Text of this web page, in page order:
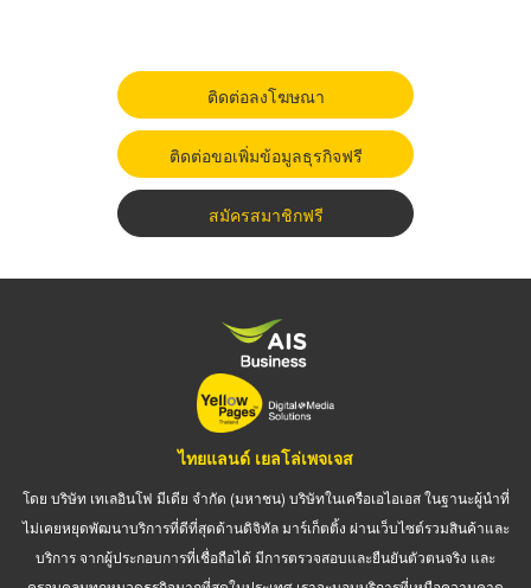
ติดต่อลงโฆษณา
ติดต่อขอเพิ่มข้อมูลธุรกิจฟรี
สมัครสมาชิกฟรี
ไทยแลนด์ เยลโล่เพจเจส
โดย บริษัท เทเลอินโฟ มีเดีย จำกัด (มหาชน) บริษัทในเครือเอไอเอส ในฐานะผู้นำที่
ไม่เคยหยุดพัฒนาบริการที่ดีที่สุดด้านดิจิทัล มาร์เก็ตติ้ง ผ่านเว็บไซต์รวมสินค้าและ
บริการ จากผู้ประกอบการที่เชื่อถือได้ มีการตรวจสอบและยืนยันตัวตนจริง และ